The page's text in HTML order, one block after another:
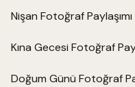
Nişan Fotoğraf Paylaşımı
Kına Gecesi Fotoğraf
Doğum Günü Fotoğraf